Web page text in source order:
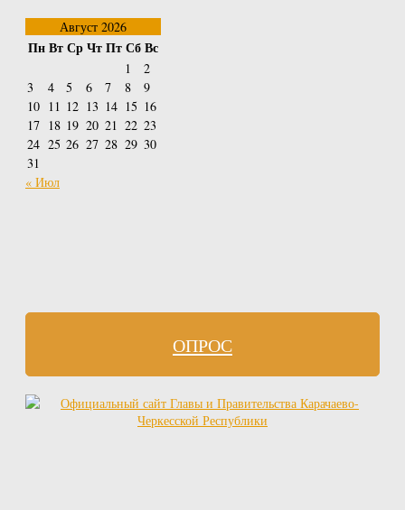
Август 2026
ПнВтСрЧтПтСбВс
1
2
3
4 5 6 7 8
9
10 11 12 13 14 15 16
17 18 19 20 21 22 23
24 25 26 27 28 29 30
31
« Июл
ОПРОС